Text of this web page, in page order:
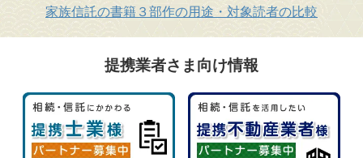
家族信託の書籍３部作の用途・対象読者の比較
提携業者さま向け情報